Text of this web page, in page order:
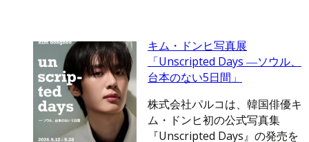
キム・ドンヒ写真展
「Unscripted Days ―ソウル、
台本のない5日間」
株式会社パルコは、韓国俳優キ
ム・ドンヒ初の公式写真集
『Unscripted Days』の発売を